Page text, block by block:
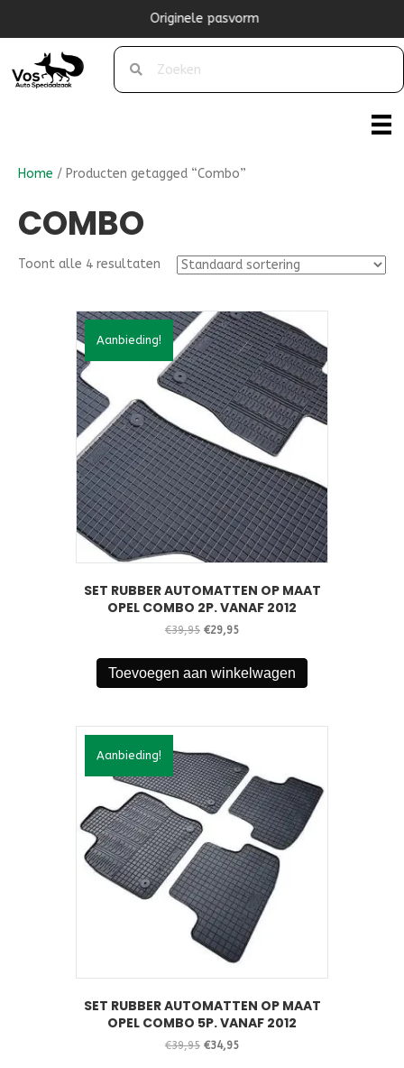
Originele pasvorm
Home / Producten getagged “Combo”
COMBO
Toont alle 4 resultaten
Aanbieding!
SET RUBBER AUTOMATTEN OP MAAT
OPEL COMBO 2P. VANAF 2012
€39,95 Oorspronkelijke
was:
€39,95.
€29,95Huidige
is:
€29,95.
Toevoegen aan winkelwagen
Aanbieding!
SET RUBBER AUTOMATTEN OP MAAT
OPEL COMBO 5P. VANAF 2012
€39,95 Oorspronkelijke
€34,95Huidige